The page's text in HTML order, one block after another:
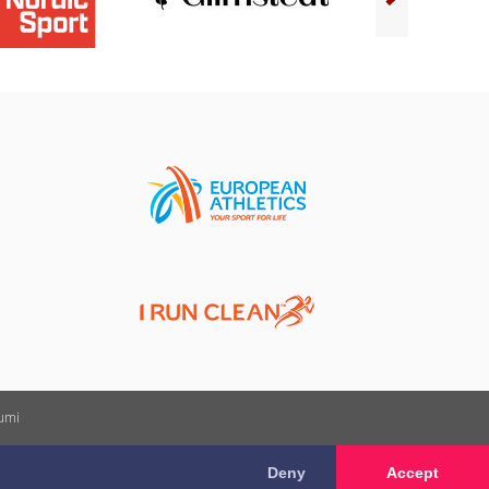
Deny Accept